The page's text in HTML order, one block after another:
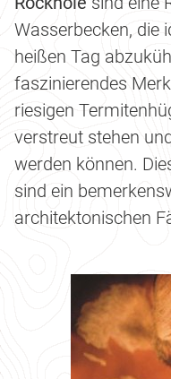
Wasserbecken, die
heißen Tag
faszinierendes
riesigen
verstreut stehen
werden können.
sind ein
architektonischen